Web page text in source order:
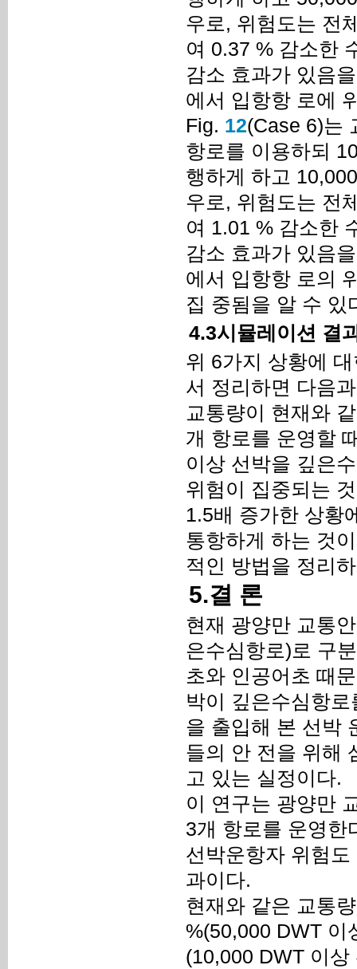
우로, 위험도는 전
여 0.37 % 감소한
감소 효과가 있음
에서 입항항 로에
Fig. 12(Case 6)는
항로를 이용하되
행하게 하고
우로, 위험도는 전
여 1.01 % 감소한
감소 효과가 있음
에서 입항항 로의
집 중됨을 알 수 있
4.3시뮬레이션 결
위 6가지 상황에
서 정리하면 다음
교통량이 현재와
개 항로를 운영할
이상 선박을 깊은
위험이 집중되는
1.5배 증가한 상황
통항하게 하는 것
적인 방법을 정리
5.결 론
현재 광양만 교통
은수심항로)로 구
초와 인공어초 때
박이 깊은수심항
을 출입해 본 선박
들의 안 전을 위해
고 있는 실정이다.
이 연구는 광양만
3개 항로를 운영한
선박운항자 위험
과이다.
현재와 같은 교통
%(50,000 DWT 이
(10,000 DWT 이